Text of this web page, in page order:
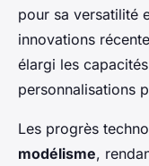
pour sa versatilité
innovations
élargi les
personnalisations
Les progrès
modélisme,